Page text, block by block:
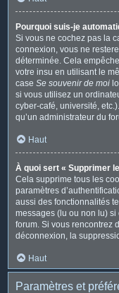
Pourquoi suis-je
Si vous ne cochez pas la
connexion, vous ne
déterminée. Cela
votre insu en utilisant le
case Se souvenir de moi
si vous utilisez un
cyber-café, université,
qu’un administrateur du
Haut
À quoi sert « Supprimer
Cela supprime tous les
paramètres
aussi des fonctionnalités
messages (lu ou non lu)
forum. Si vous rencontrez
déconnexion, la
Haut
Paramètres et